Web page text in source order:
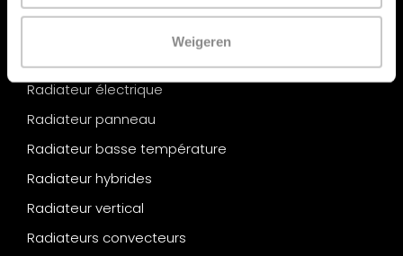
Weigeren
Radiateur électrique
Radiateur panneau
Radiateur basse température
Radiateur hybrides
Radiateur vertical
Radiateurs convecteurs